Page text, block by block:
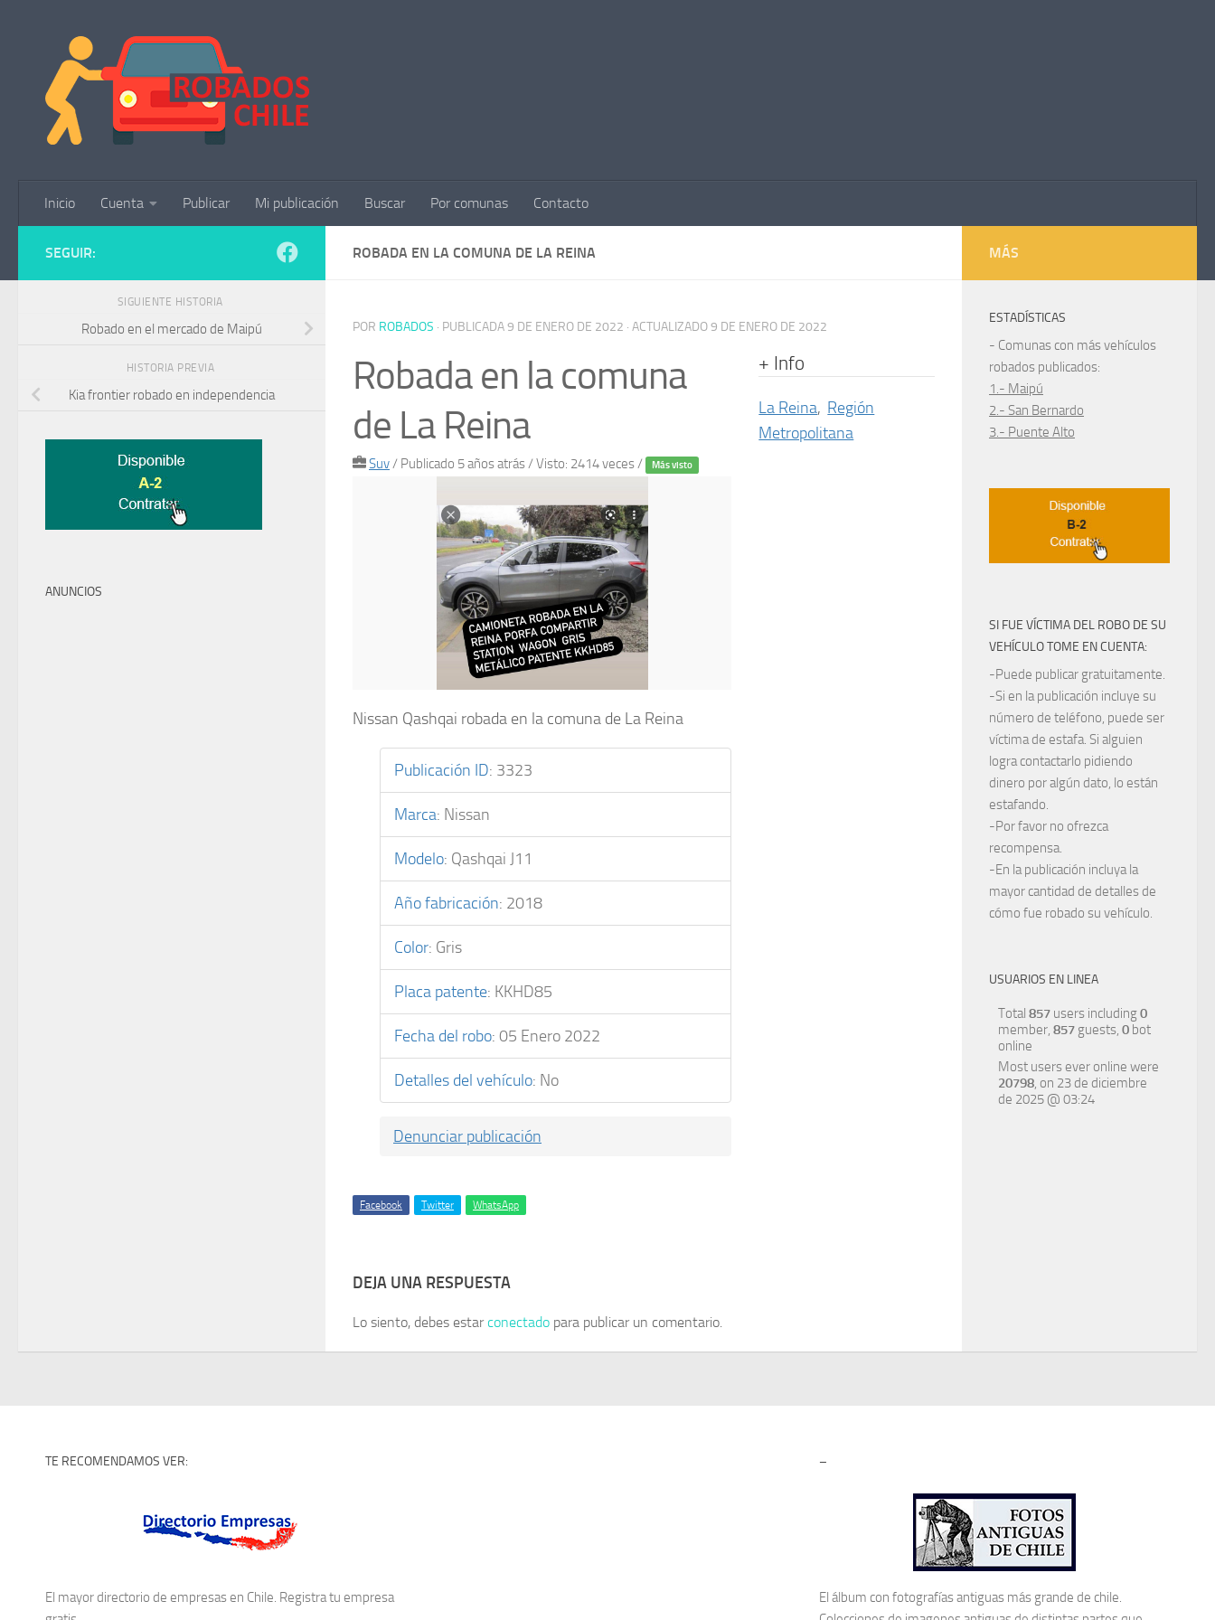
Inicio Cuenta Publicar Mi publicación Buscar Por comunas Contacto
ROBADA EN LA COMUNA DE LA REINA
POR ROBADOS · PUBLICADA9 DE ENERO DE 2022 · ACTUALIZADO9 DE ENERO DE 2022
Robada en la comuna
de La Reina
Suv/ Publicado 5 años atrás/ Visto: 2414 veces / Más visto
Nissan Qashqai robada en la comuna de La Reina
Publicación ID: 3323
Marca: Nissan
Modelo: Qashqai J11
Año fabricación: 2018
Color: Gris
Placa patente: KKHD85
Fecha del robo: 05 Enero 2022
Detalles del vehículo: No
Denunciar publicación
+ Info
La Reina, Región
Metropolitana
Facebook Twitter WhatsApp
DEJA UNA RESPUESTA
Lo siento, debes estarconectado para publicar un comentario.
SEGUIR:
SIGUIENTE HISTORIA
Robado en el mercado de Maipú
HISTORIA PREVIA
Kia frontier robado en independencia
ANUNCIOS
MÁS
ESTADÍSTICAS
- Comunas con más vehículos
robados publicados:
1.- Maipú
2.- San Bernardo
3.- Puente Alto
SI FUE VÍCTIMA DEL ROBO DE SU
VEHÍCULO TOME EN CUENTA:
-Puede publicar gratuitamente.
-Si en la publicación incluye su
número de teléfono, puede ser
víctima de estafa. Si alguien
logra contactarlo pidiendo
dinero por algún dato, lo están
estafando.
-Por favor no ofrezca
recompensa.
-En la publicación incluya la
mayor cantidad de detalles de
cómo fue robado su vehículo.
USUARIOS EN LINEA
Total 857 users including0
member, 857 guests, 0 bot
online
Most users ever online were
20798, on 23 de diciembre
de 2025 @ 03:24
TE RECOMENDAMOS VER:
El mayor directorio de empresas en Chile. Registra tu empresa
–
El álbum con fotografías antiguas más grande de chile.